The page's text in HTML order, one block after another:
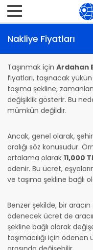
Nakliye Fiyatları
Taşınmak için Ardahan
fiyatları, taşınacak
taşıma şekline,
değişiklik gösterir. Bu
mümkün değildir.
Ancak, genel olarak,
aralığı söz konusudur.
ortalama olarak 11,000
ödenir. Bu ücret,
ve taşıma şekline bağlı
Benzer şekilde, bir aracın
ödenecek ücret de
şekline bağlı olarak
taşımacılığı için